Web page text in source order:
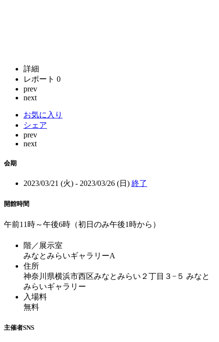
詳細
レポート 0
prev
next
お気に入り
シェア
prev
next
会期
2023/03/21 (火) - 2023/03/26 (日) 終了
開館時間
午前11時～午後6時（初日のみ午後1時から）
階／展示室
みなとみらいギャラリーA
住所
神奈川県横浜市西区みなとみらい２丁目３−５ みなと
みらいギャラリー
入場料
無料
主催者SNS